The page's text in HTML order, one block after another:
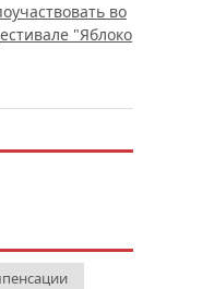
во
"Яблоко